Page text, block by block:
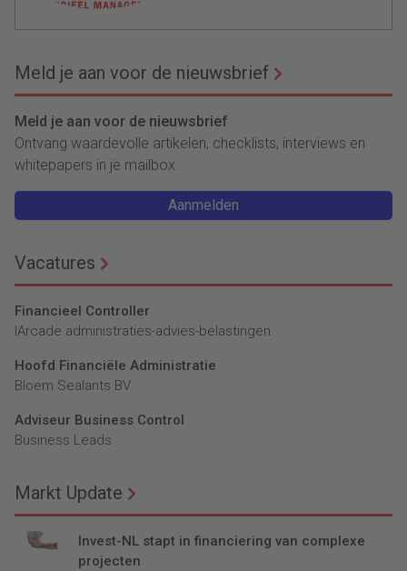
Meld je aan voor de nieuwsbrief
Meld je aan voor de nieuwsbrief
Ontvang waardevolle artikelen, checklists, interviews en
whitepapers in je mailbox.
Aanmelden
Vacatures
Financieel Controller
lArcade administraties-advies-belastingen
Hoofd Financiële Administratie
Bloem Sealants BV
Adviseur Business Control
Business Leads
Markt Update
Invest-NL stapt in financiering van complexe
projecten